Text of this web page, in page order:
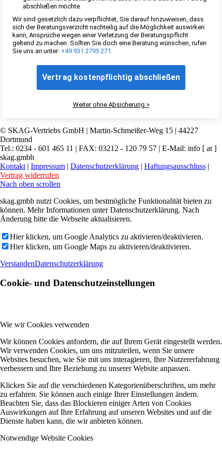
© SKAG-Vertriebs GmbH | Martin-Schmeißer-Weg 15 | 44227
Dortmund
Tel.: 0234 - 601 465 11 | FAX: 03212 - 120 79 57 | E-Mail: info [ at ]
skag.gmbh
Kontakt | Impressum | Datenschutzerklärung | Haftungsausschluss |
Vertrag widerrufen
Nach oben scrollen
skag.gmbh nutzt Cookies, um bestmögliche Funktionalität bieten zu
können. Mehr Informationen unter Datenschutzerklärung. Nach
Änderung bitte die Webseite aktualisieren.
Hier klicken, um Google Analytics zu aktivieren/deaktivieren.
Hier klicken, um Google Maps zu aktivieren/deaktivieren.
VerstandenDatenschutzerklärung
Cookie- und Datenschutzeinstellungen
Wie wir Cookies verwenden
Wir können Cookies anfordern, die auf Ihrem Gerät eingestellt werden.
Wir verwenden Cookies, um uns mitzuteilen, wenn Sie unsere
Websites besuchen, wie Sie mit uns interagieren, Ihre Nutzererfahrung
verbessern und Ihre Beziehung zu unserer Website anpassen.
Klicken Sie auf die verschiedenen Kategorienüberschriften, um mehr
zu erfahren. Sie können auch einige Ihrer Einstellungen ändern.
Beachten Sie, dass das Blockieren einiger Arten von Cookies
Auswirkungen auf Ihre Erfahrung auf unseren Websites und auf die
Dienste haben kann, die wir anbieten können.
Notwendige Website Cookies